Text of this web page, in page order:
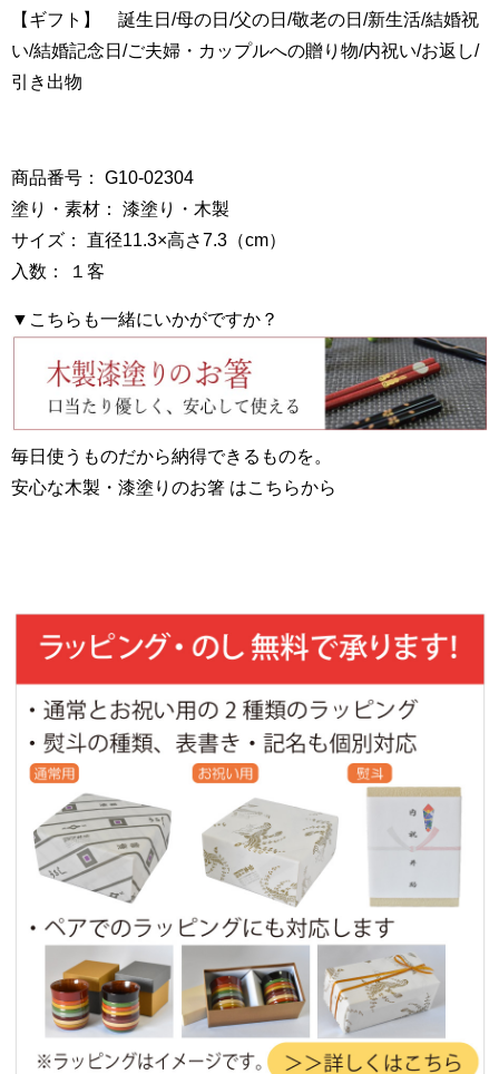
【ギフト】 誕生日/母の日/父の日/敬老の日/新生活/結婚祝
い/結婚記念日/ご夫婦・カップルへの贈り物/内祝い/お返し/
引き出物
商品番号： G10-02304
塗り・素材： 漆塗り・木製
サイズ： 直径11.3×高さ7.3（cm）
入数： １客
▼こちらも一緒にいかがですか？
毎日使うものだから納得できるものを。
安心な木製・漆塗りのお箸 はこちらから